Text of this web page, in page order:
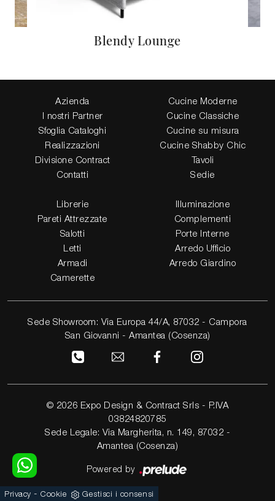
Blendy Lounge
Azienda
I nostri Partner
Sfoglia Cataloghi
Realizzazioni
Divisione Contract
Contatti
Cucine Moderne
Cucine Classiche
Cucine su misura
Cucine Shabby Chic
Tavoli
Sedie
Librerie
Pareti Attrezzate
Salotti
Letti
Armadi
Camerette
Illuminazione
Complementi
Porte Interne
Arredo Ufficio
Arredo Giardino
Sede Showroom: Via Europa 44/A, 87032 - Campora
San Giovanni - Amantea (Cosenza)
© 2026 Expo Design & Contract Srls - P.IVA
03824820785
Sede Legale: Via Margherita, n. 149, 87032 -
Amantea (Cosenza)
Powered by
Privacy - Cookie Gestisci i consensi